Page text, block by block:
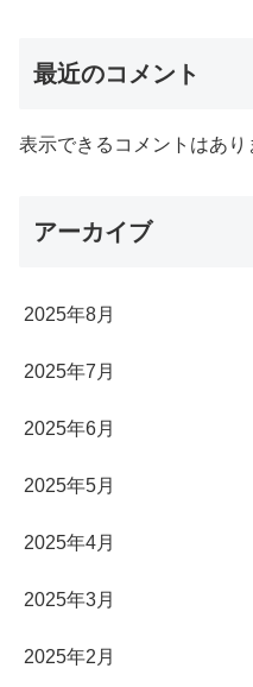
最近のコメント
表示できるコメントはあり
アーカイブ
2025年8月
2025年7月
2025年6月
2025年5月
2025年4月
2025年3月
2025年2月